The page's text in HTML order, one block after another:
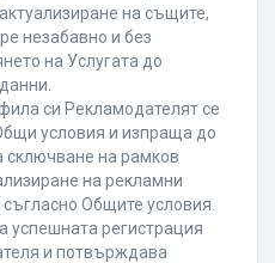
на същите,
незабавно и без
на Услугата до
си Рекламодателят се
условия и изпраща до
на рамков
на рекламни
Общите условия.
регистрация
и потвърждава